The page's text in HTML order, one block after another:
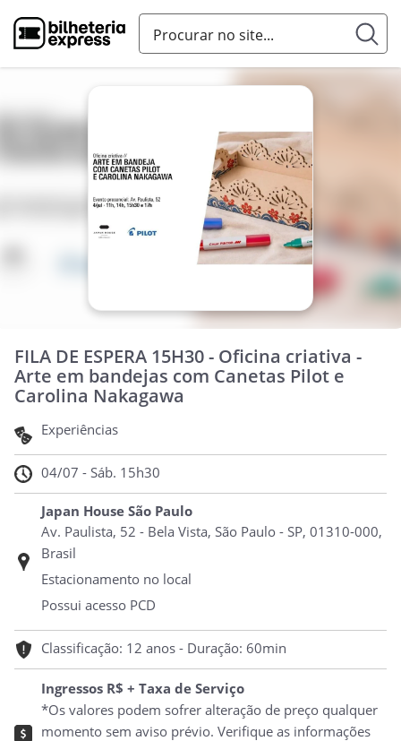
FILA DE ESPERA 15H30 - Oficina criativa -
Arte em bandejas com Canetas Pilot e
Carolina Nakagawa
Experiências
04/07 - Sáb. 15h30
Japan House São Paulo
Av. Paulista, 52 - Bela Vista, São Paulo - SP, 01310-000,
Brasil
Estacionamento no local
Possui acesso PCD
Classificação: 12 anos - Duração: 60min
Ingressos R$ + Taxa de Serviço
*Os valores podem sofrer alteração de preço qualquer
momento sem aviso prévio. Verifique as informações